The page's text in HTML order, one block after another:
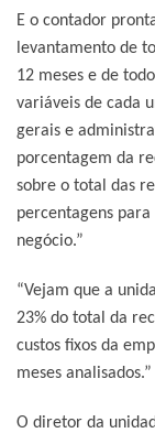
E o contador
levantamento de
12 meses e de
variáveis de cada
gerais e
porcentagem da
sobre o total das
percentagens
negócio.”
“Vejam que a
23% do total da
custos fixos da
meses analisados.”
O diretor da